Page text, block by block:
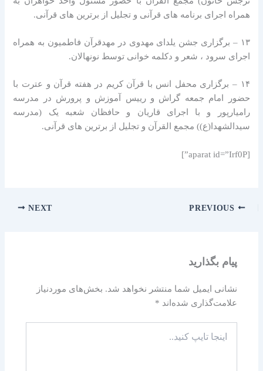
همراه اجرای برنامه های قرآنی و تجلیل از برترین های قرآنی.
۱۳ – برگزاری جشن یلدای مهدوی در مهدقرآن فاطمیون به همراه
اجرای سرود ، شعر و دکلمه خوانی توسط نونهالان.
۱۴ – برگزاری محفل انس با قرآن کریم در هفته قرآن و عترت با
حضور امام جمعه گراش و رییس آموزش و پرورش در مدرسه
رامیارپور و با اجرای قاریان و حافظان شعبه یک (مدرسه
سیدالشهدا(ع)) مجمع القرآن و تجلیل از برترین های قرآنی.
[aparat id=”Irf0P”]
NEXT
پیام بگذارید
نشانی ایمیل شما منتشر نخواهد شد. بخش‌های موردنیاز
علامت‌گذاری شده‌اند *
تایپ